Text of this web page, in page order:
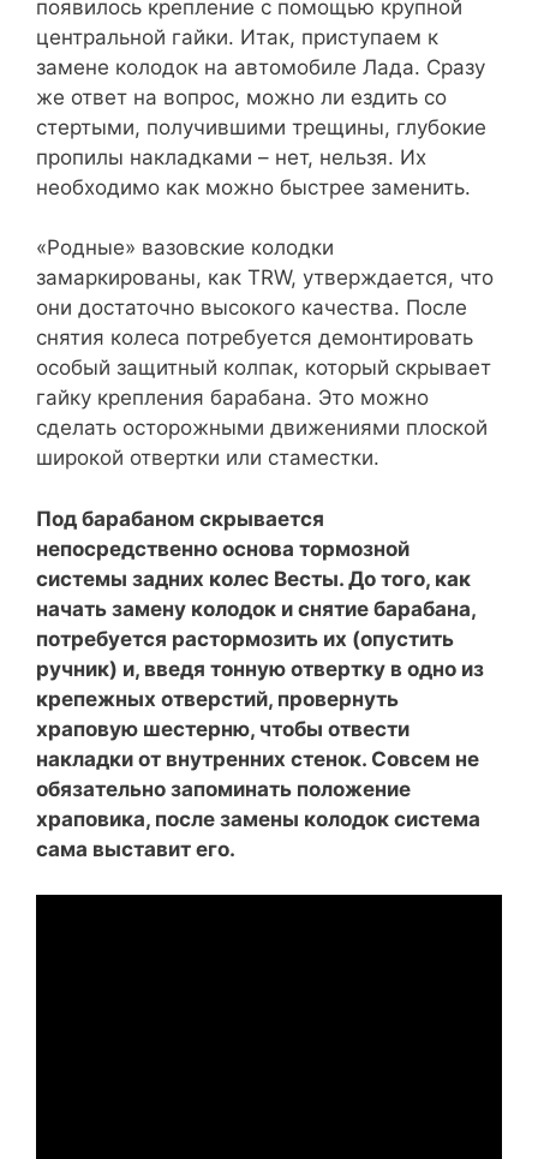
появилось крепление с помощью крупной
центральной гайки. Итак, приступаем к
замене колодок на автомобиле Лада. Сразу
же ответ на вопрос, можно ли ездить со
стертыми, получившими трещины, глубокие
пропилы накладками – нет, нельзя. Их
необходимо как можно быстрее заменить.
«Родные» вазовские колодки
замаркированы, как TRW, утверждается, что
они достаточно высокого качества. После
снятия колеса потребуется демонтировать
особый защитный колпак, который скрывает
гайку крепления барабана. Это можно
сделать осторожными движениями плоской
широкой отвертки или стаместки.
Под барабаном скрывается
непосредственно основа тормозной
системы задних колес Весты. До того, как
начать замену колодок и снятие барабана,
потребуется растормозить их (опустить
ручник) и, введя тонную отвертку в одно из
крепежных отверстий, провернуть
храповую шестерню, чтобы отвести
накладки от внутренних стенок. Совсем не
обязательно запоминать положение
храповика, после замены колодок система
сама выставит его.